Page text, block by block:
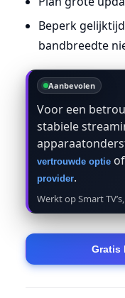
Beperk
bandbreedte
Aanbevolen
Voor een
stabiele
vertrouwde optie
provider.
Werkt op Smart
Gratis